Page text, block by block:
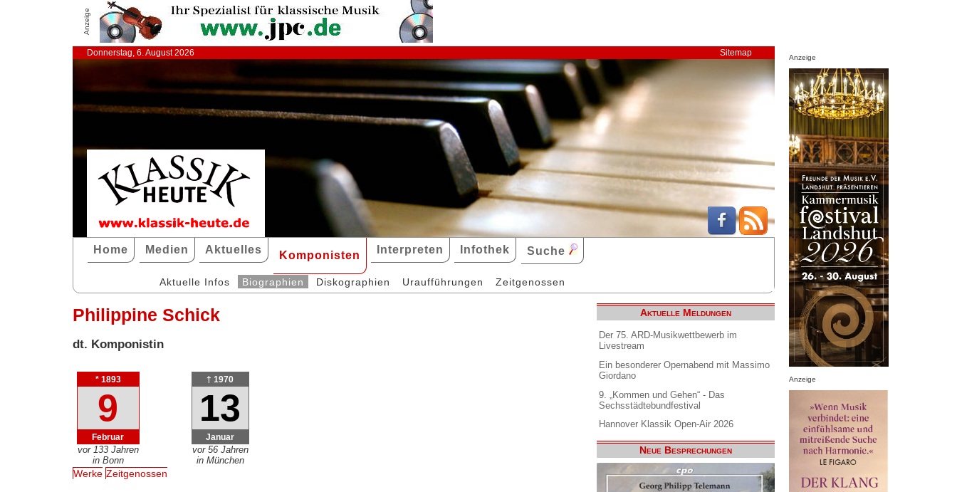
Anzeige
Donnerstag, 6. August 2026 Sitemap
Home Medien Aktuelles Komponisten Interpreten Infothek Suche
Aktuelle Infos Biographien Diskographien Uraufführungen Zeitgenossen
Philippine Schick
dt. Komponistin
* 1893
9
Februar
vor 133 Jahren
in Bonn
† 1970
13
Januar
vor 56 Jahren
in München
Werke Zeitgenossen
Aktuelle Meldungen
Der 75. ARD-Musikwettbewerb im
Livestream
Ein besonderer Opernabend mit Massimo
Giordano
9. „Kommen und Gehen“ - Das
Sechsstädtebundfestival
Hannover Klassik Open-Air 2026
Neue Besprechungen
Anzeige
Anzeige